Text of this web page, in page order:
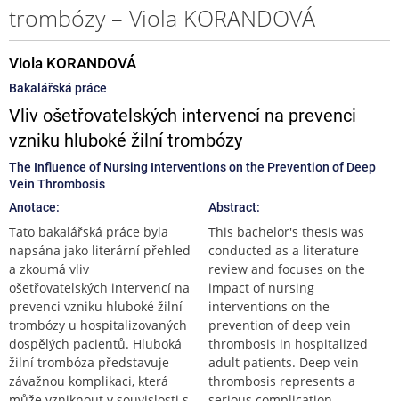
trombózy – Viola KORANDOVÁ
Viola KORANDOVÁ
Bakalářská práce
Vliv ošetřovatelských intervencí na prevenci
vzniku hluboké žilní trombózy
The Influence of Nursing Interventions on the Prevention of Deep
Vein Thrombosis
Anotace:
Tato bakalářská práce byla
napsána jako literární přehled
a zkoumá vliv
ošetřovatelských intervencí na
prevenci vzniku hluboké žilní
trombózy u hospitalizovaných
dospělých pacientů. Hluboká
žilní trombóza představuje
závažnou komplikaci, která
Abstract:
This bachelor's thesis was
conducted as a literature
review and focuses on the
impact of nursing
interventions on the
prevention of deep vein
thrombosis in hospitalized
adult patients. Deep vein
thrombosis represents a